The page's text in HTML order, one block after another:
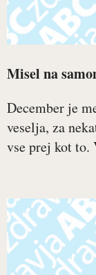
Misel na
December je
veselja, za
vse prej kot to.